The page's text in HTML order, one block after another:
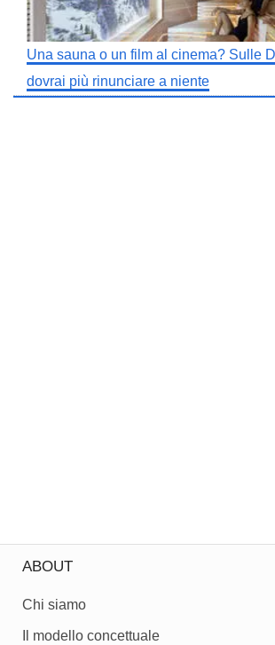
Una sauna o un film al cinema? Sulle
dovrai più rinunciare a niente
ABOUT
Chi siamo
Il modello concettuale